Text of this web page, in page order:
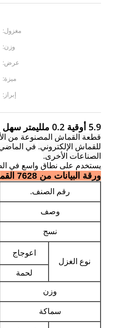
مغزول:
وزن:
عرض:
ميزة:
إبراز:
5.9 أوقية 0.2 ملليمتر سهل نسج الألياف الزجاجية القماش الألياف الزجاجية النسيج الإلكترونية
قطعة القماش المصنوعة من الألياف الزجاجية 7628 عبارة عن
للقماش الإلكتروني. في
الصناعات الأخرى.
يستخدم على نطاق واسع في
ورقة البيانات من 7628 القماش الألياف الزجاجية
رقم الصنف.
وصف
نسج
نوع الغزل
اعوجاج
لحمة
وزن
سماكة